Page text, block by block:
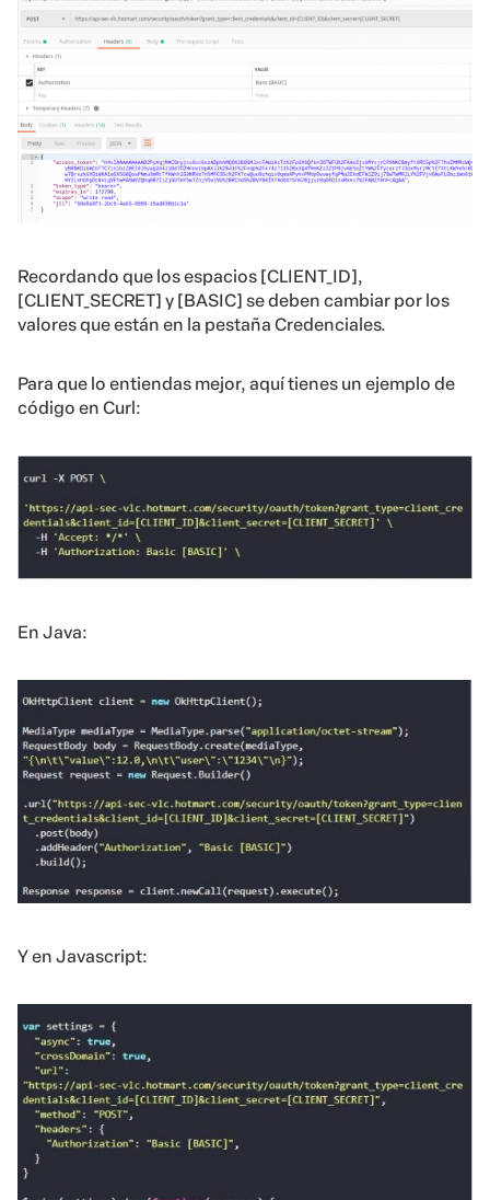
Recordando que los espacios [CLIENT_ID],
[CLIENT_SECRET] y [BASIC] se deben cambiar por los
valores que están en la pestaña Credenciales.
Para que lo entiendas mejor, aquí tienes un ejemplo de
código en Curl:
En Java:
Y en Javascript: